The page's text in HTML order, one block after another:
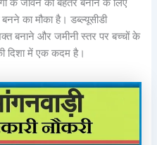
के जीवन को बेहतर बनाने के लिए
का मौका है। डब्ल्यूसीडी
बनाने और जमीनी स्तर पर बच्चों के
दिशा में एक कदम है।